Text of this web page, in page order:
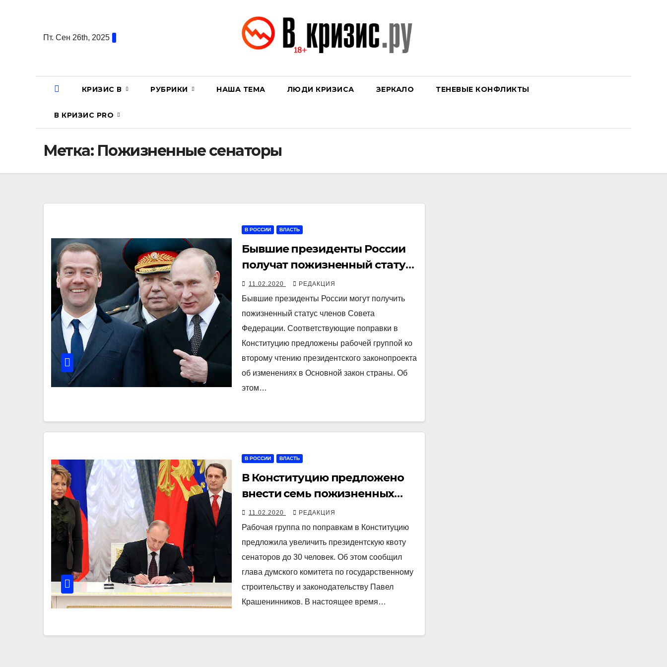
содержаниюПт. Сен 26th, 2025
КРИЗИС В РУБРИКИ НАША ТЕМА ЛЮДИ КРИЗИСА ЗЕРКАЛО ТЕНЕВЫЕ КОНФЛИКТЫ
В КРИЗИС PRO
Метка: Пожизненные сенаторы
В РОССИИ ВЛАСТЬ
Бывшие президенты России
получат пожизненный статус
членов Совета Федерации
11.02.2020 РЕДАКЦИЯ
Бывшие президенты России могут получить
пожизненный статус членов Совета
Федерации. Соответствующие поправки в
Конституцию предложены рабочей группой ко
второму чтению президентского законопроекта
об изменениях в Основной закон страны. Об
этом…
В РОССИИ ВЛАСТЬ
В Конституцию предложено
внести семь пожизненных
сенаторов
11.02.2020 РЕДАКЦИЯ
Рабочая группа по поправкам в Конституцию
предложила увеличить президентскую квоту
сенаторов до 30 человек. Об этом сообщил
глава думского комитета по государственному
строительству и законодательству Павел
Крашенинников. В настоящее время…